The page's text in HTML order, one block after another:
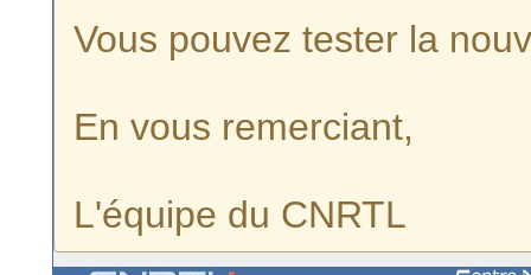
Vous pouvez tester la
En vous remerciant,
L'équipe du CNRTL